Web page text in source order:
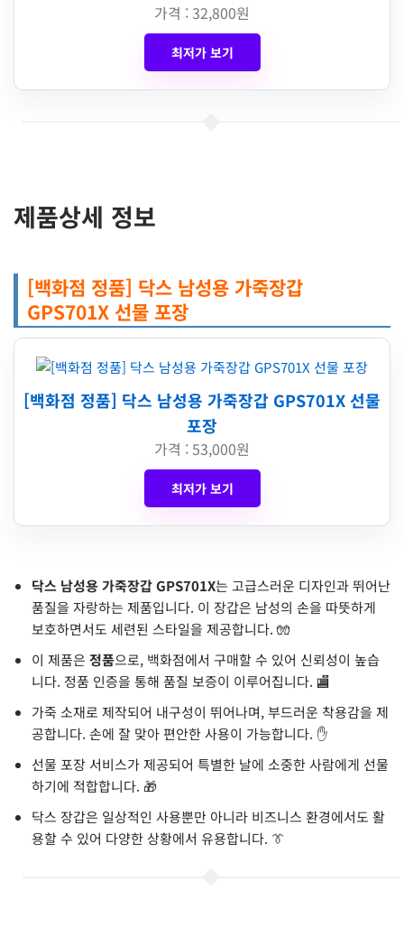
가격 : 32,800원
최저가 보기
제품상세 정보
[백화점 정품] 닥스 남성용 가죽장갑
GPS701X 선물 포장
[백화점 정품] 닥스 남성용 가죽장갑 GPS701X 선물
포장
가격 : 53,000원
최저가 보기
닥스 남성용 가죽장갑 GPS701X는 고급스러운 디자인과 뛰어난
품질을 자랑하는 제품입니다. 이 장갑은 남성의 손을 따뜻하게
보호하면서도 세련된 스타일을 제공합니다. 🧤
이 제품은 정품으로, 백화점에서 구매할 수 있어 신뢰성이 높습
니다. 정품 인증을 통해 품질 보증이 이루어집니다. 🏬
가죽 소재로 제작되어 내구성이 뛰어나며, 부드러운 착용감을 제
공합니다. 손에 잘 맞아 편안한 사용이 가능합니다. ✋
선물 포장 서비스가 제공되어 특별한 날에 소중한 사람에게 선물
하기에 적합합니다. 🎁
닥스 장갑은 일상적인 사용뿐만 아니라 비즈니스 환경에서도 활
용할 수 있어 다양한 상황에서 유용합니다. 👔